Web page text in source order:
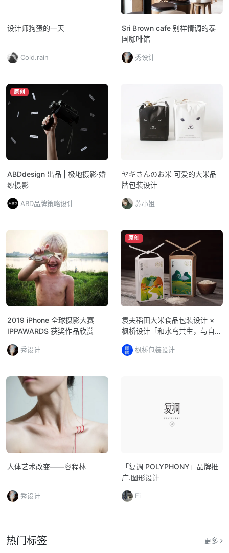
设计师狗蛋的一天
Cold.rain
Sri Brown cafe 别样情调的泰
国咖啡馆
秀设计
原创
ABDdesign 出品 | 极地摄影·婚
纱摄影
ABD品牌策略设计
ヤギさんのお米 可爱的大米品
牌包装设计
苏小姐
2019 iPhone 全球摄影大赛
IPPAWARDS 获奖作品欣赏
秀设计
原创
袁夫稻田大米食品包装设计 ×
枫桥设计「和水鸟共生，与自然
枫桥包装设计
人体艺术改变——容程林
秀设计
「复调 POLYPHONY」品牌推
广.图形设计
Fi
热门标签 更多